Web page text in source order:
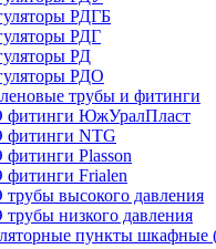
РДГБ
РДГ
РД
РДО
трубы и фитинги
ЮжУралПласт
NTG
Plasson
Frialen
высокого давления
низкого давления
пункты